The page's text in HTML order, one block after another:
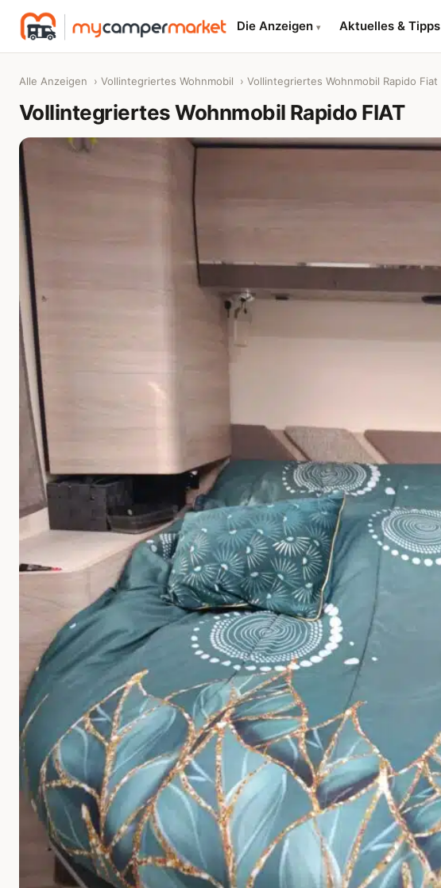
Die Anzeigen ▾ Aktuelles & Tipps
Alle Anzeigen › Vollintegriertes Wohnmobil › Vollintegriertes Wohnmobil Rapido Fiat
Vollintegriertes Wohnmobil Rapido FIAT